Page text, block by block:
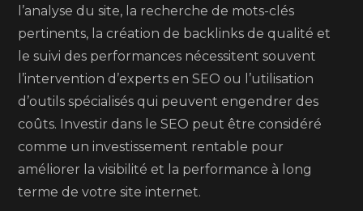
l’analyse du site, la recherche de mots-clés
pertinents, la création de backlinks de qualité et
le suivi des performances nécessitent souvent
l’intervention d’experts en SEO ou l’utilisation
d’outils spécialisés qui peuvent engendrer des
coûts. Investir dans le SEO peut être considéré
comme un investissement rentable pour
améliorer la visibilité et la performance à long
terme de votre site internet.